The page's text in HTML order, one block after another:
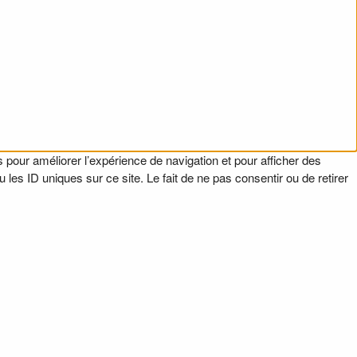
améliorer l’expérience de navigation et pour afficher des
ID uniques sur ce site. Le fait de ne pas consentir ou de retirer